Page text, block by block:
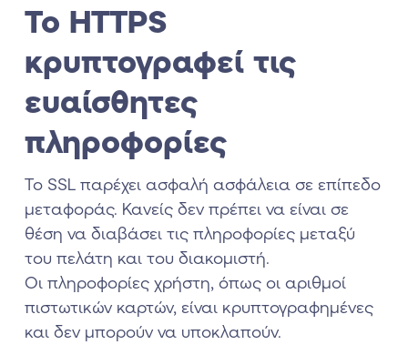
Το HTTPS
κρυπτογραφεί τις
ευαίσθητες
πληροφορίες
Το SSL παρέχει ασφαλή ασφάλεια σε επίπεδο
μεταφοράς. Κανείς δεν πρέπει να είναι σε
θέση να διαβάσει τις πληροφορίες μεταξύ
του πελάτη και του διακομιστή.
Οι πληροφορίες χρήστη, όπως οι αριθμοί
πιστωτικών καρτών, είναι κρυπτογραφημένες
και δεν μπορούν να υποκλαπούν.